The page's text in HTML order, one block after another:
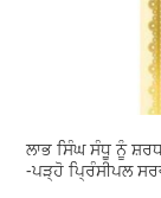
ਲਾਭ ਸਿੰਘ ਸੰਧੂ ਨੂੰ
-ਪੜ੍ਹੋ ਪ੍ਰਿੰਸੀਪਲ